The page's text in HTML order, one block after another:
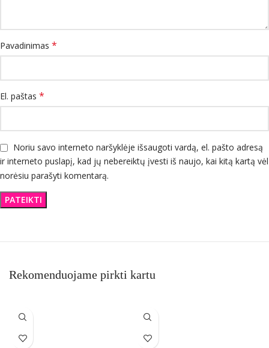
Pavadinimas *
El. paštas *
Noriu savo interneto naršyklėje išsaugoti vardą, el. pašto adresą
ir interneto puslapį, kad jų nebereiktų įvesti iš naujo, kai kitą kartą vėl
norėsiu parašyti komentarą.
Rekomenduojame pirkti kartu